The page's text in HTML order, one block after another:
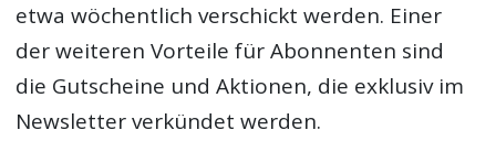
etwa wöchentlich verschickt werden. Einer
der weiteren Vorteile für Abonnenten sind
die Gutscheine und Aktionen, die exklusiv im
Newsletter verkündet werden.